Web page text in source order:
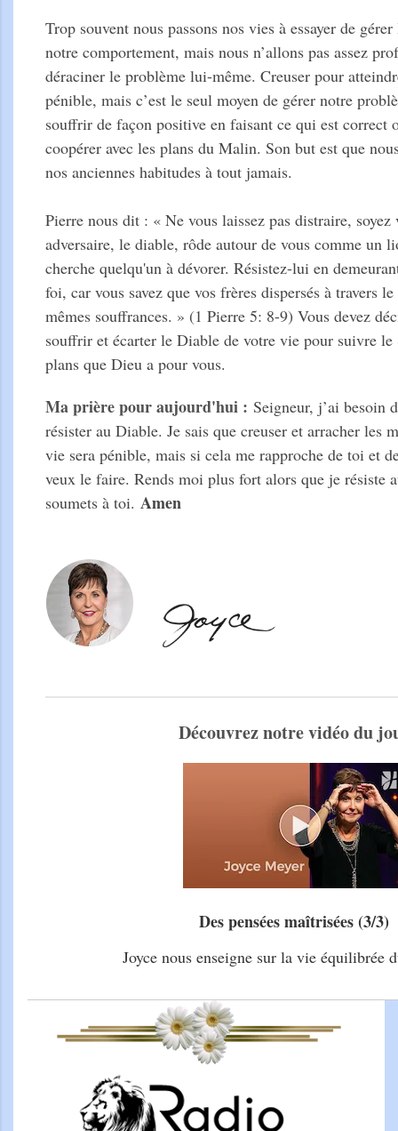
Trop souvent nous passons nos vies à essayer de
notre comportement, mais nous n’allons pas assez
déraciner le problème lui-même. Creuser pour
pénible, mais c’est le seul moyen de gérer notre
souffrir de façon positive en faisant ce qui est correct
coopérer avec les plans du Malin. Son but est que
nos anciennes habitudes à tout jamais.
Pierre nous dit : « Ne vous laissez pas distraire,
adversaire, le diable, rôde autour de vous comme un
cherche quelqu'un à dévorer. Résistez-lui en
foi, car vous savez que vos frères dispersés à travers
mêmes souffrances. » (1 Pierre 5: 8-9) Vous devez
souffrir et écarter le Diable de votre vie pour suivre
plans que Dieu a pour vous.
Ma prière pour aujourd'hui : Seigneur, j’ai besoin
résister au Diable. Je sais que creuser et arracher les
vie sera pénible, mais si cela me rapproche de toi et
veux le faire. Rends moi plus fort alors que je résiste
soumets à toi. Amen
Découvrez notre vidéo du
Des pensées maîtrisées (3/3)
Joyce nous enseigne sur la vie équilibrée